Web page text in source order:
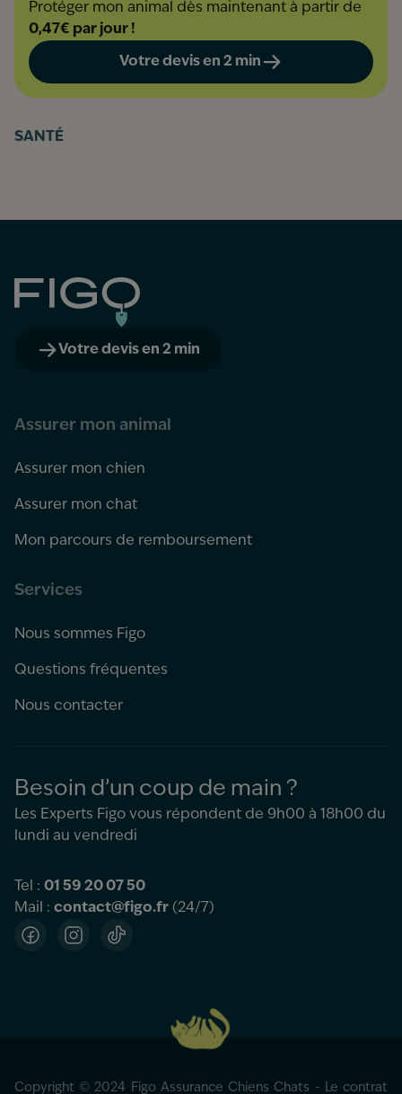
Protéger mon animal dès maintenant à partir de
0,47€ par jour !
Votre devis en 2 min
SANTÉ
Figo
Votre devis en 2 min
Assurer mon animal
Assurer mon chien
Assurer mon chat
Mon parcours de remboursement
Services
Nous sommes Figo
Questions fréquentes
Nous contacter
Besoin d’un coup de main ?
Les Experts Figo vous répondent de 9h00 à 18h00 du
lundi au vendredi
Tel : 01 59 20 07 50
Mail : contact@figo.fr (24/7)
FacebookInstagramTikTok
Copyright © 2024 Figo Assurance Chiens Chats - Le contrat